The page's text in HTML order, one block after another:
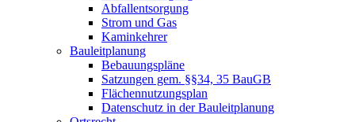
Abfallentsorgung
Strom und Gas
Kaminkehrer
Bauleitplanung
Bebauungspläne
Satzungen gem. §§34, 35 BauGB
Flächennutzungsplan
Datenschutz in der Bauleitplanung